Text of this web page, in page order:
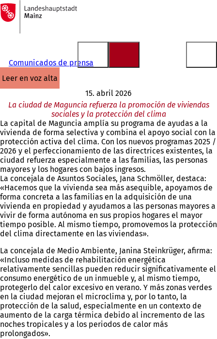
Saltar al contenido
A
la
página
Comunicados de prensa
leer en voz alta
15. abril 2026
La ciudad de Maguncia refuerza la promoción de viviendas
sociales y la protección del clima
La capital de Maguncia amplía su programa de ayudas a la
vivienda de forma selectiva y combina el apoyo social con la
protección activa del clima. Con los nuevos programas 2025 /
2026 y el perfeccionamiento de las directrices existentes, la
ciudad refuerza especialmente a las familias, las personas
mayores y los hogares con bajos ingresos.
La concejala de Asuntos Sociales, Jana Schmöller, destaca:
«Hacemos que la vivienda sea más asequible, apoyamos de
forma concreta a las familias en la adquisición de una
vivienda en propiedad y ayudamos a las personas mayores a
vivir de forma autónoma en sus propios hogares el mayor
tiempo posible. Al mismo tiempo, promovemos la protección
del clima directamente en las viviendas».
La concejala de Medio Ambiente, Janina Steinkrüger, afirma:
«Incluso medidas de rehabilitación energética
relativamente sencillas pueden reducir significativamente el
consumo energético de un inmueble y, al mismo tiempo,
protegerlo del calor excesivo en verano. Y más zonas verdes
en la ciudad mejoran el microclima y, por lo tanto, la
protección de la salud, especialmente en un contexto de
aumento de la carga térmica debido al incremento de las
noches tropicales y a los periodos de calor más
prolongados».